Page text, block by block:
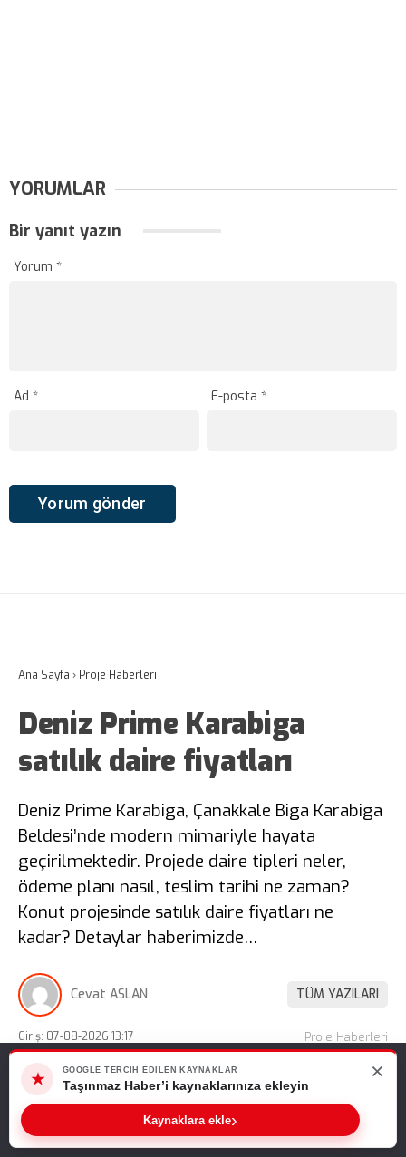
YORUMLAR
Bir yanıt yazın
Yorum *
Ad * E-posta*
Ana Sayfa › Proje Haberleri
Deniz Prime Karabiga
satılık daire fiyatları
Deniz Prime Karabiga, Çanakkale Biga Karabiga
Beldesi’nde modern mimariyle hayata
geçirilmektedir. Projede daire tipleri neler,
ödeme planı nasıl, teslim tarihi ne zaman?
Konut projesinde satılık daire fiyatları ne
kadar? Detaylar haberimizde…
Cevat ASLAN TÜM YAZILARI
Giriş: 07-08-2026 13:17 Proje Haberleri
Web sitemizde size en iyi deneyimi sunabilmemiz için çerezleri
kullanıyoruz. Bu siteyi kullanmaya devam ederseniz, bunu kabul
ettiğinizi varsayarız.
Tamam
★
GOOGLE TERCIH EDILEN KAYNAKLAR
Taşınmaz Haber’i kaynaklarınıza ekleyin
Kaynaklara ekle›
×